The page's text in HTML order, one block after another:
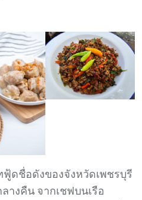
ฟู้ดชื่อดังของจังหวัดเพชรบุรี
างคืน จากเชฟบนเรือ